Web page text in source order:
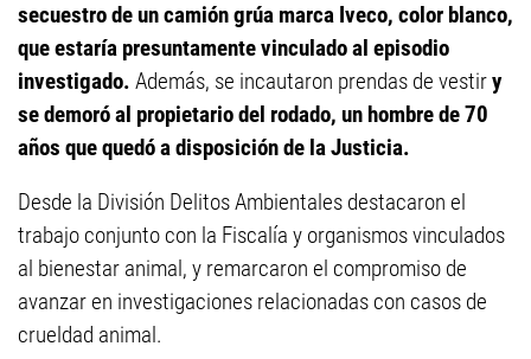
secuestro de un camión grúa marca Iveco, color blanco,
que estaría presuntamente vinculado al episodio
investigado. Además, se incautaron prendas de vestiry
se demoró al propietario del rodado, un hombre de 70
años que quedó a disposición de la Justicia.
Desde la División Delitos Ambientales destacaron el
trabajo conjunto con la Fiscalía y organismos vinculados
al bienestar animal, y remarcaron el compromiso de
avanzar en investigaciones relacionadas con casos de
crueldad animal.